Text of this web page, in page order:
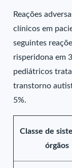
Reações
clínicos em
seguintes
risperidona em
pediátricos
transtorno
5%.
Classe de
órgãos